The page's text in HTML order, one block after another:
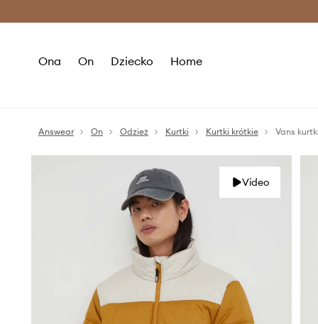
Ona On Dziecko Home
Answear On Odzież Kurtki Kurtki krótkie Vans
Video